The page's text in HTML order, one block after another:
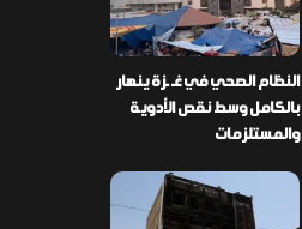
النظام الصحي في غـ ـزة ينهار
بالكامل وسط نقص الأدوية
والمستلزمات